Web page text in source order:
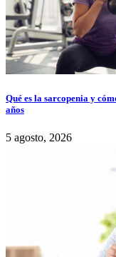
Qué es la sarcopenia y
años
5 agosto, 2026